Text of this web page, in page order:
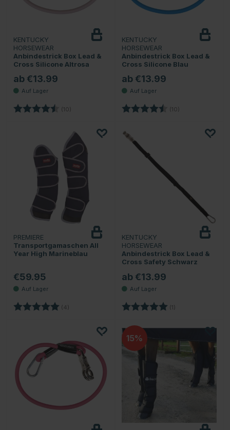
KENTUCKY
HORSEWEAR
Anbindestrick Box Lead &
Cross Silicone Altrosa
ab €13.99
Bewertung: (10) 4.9 von 5 Sternen
KENTUCKY
HORSEWEAR
Anbindestrick Box Lead &
Cross Silicone Blau
ab €13.99
Bewertung: (10)
PREMIERE
Transportgamaschen All
Year High Marineblau
€59.95
Bewertung: (4)
KENTUCKY
HORSEWEAR
Anbindestrick Box Lead &
Cross Safety Schwarz
ab €13.99
Bewertung: (1)
15